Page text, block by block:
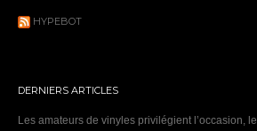
HYPEBOT
DERNIERS ARTICLES
Les amateurs de vinyles privilégient l’occasion,